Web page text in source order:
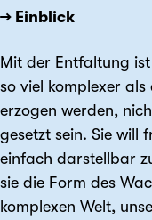
→ Einblick
Mit der Entfaltung
so viel komplexer
erzogen werden,
gesetzt sein. Sie will
einfach darstellbar
sie die Form des
komplexen Welt,